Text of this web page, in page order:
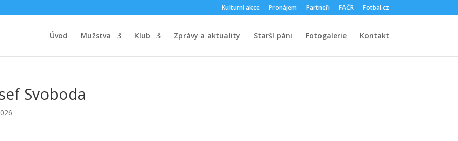
Kulturní akce Pronájem Partneři FAČR Fotbal.cz
Úvod Mužstva Klub Zprávy a aktuality Starší páni Fotogalerie Kontakt
Svoboda